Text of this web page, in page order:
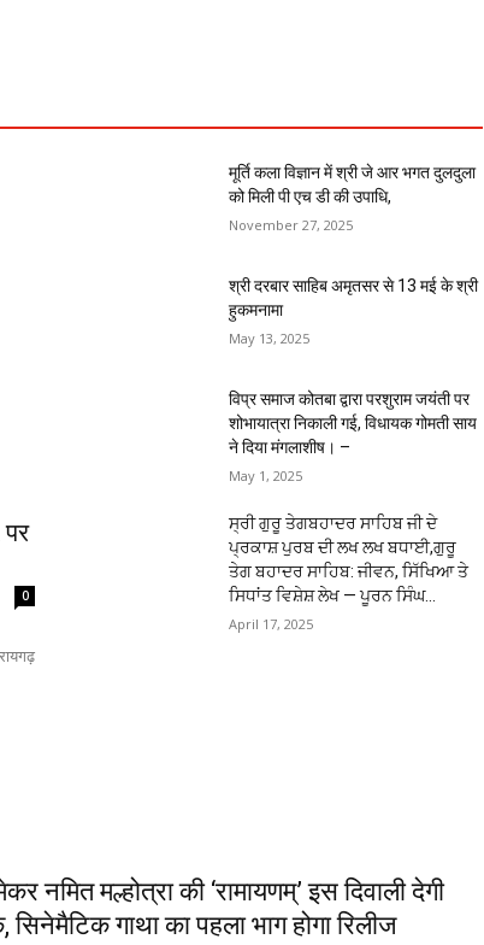
0
मूर्ति कला विज्ञान में श्री जे आर भगत दुलदुला
को मिली पी एच डी की उपाधि,
November 27, 2025
श्री दरबार साहिब अमृतसर से 13 मई के श्री
हुकमनामा
May 13, 2025
विप्र समाज कोतबा द्वारा परशुराम जयंती पर
शोभायात्रा निकाली गई, विधायक गोमती साय
ने दिया मंगलाशीष। –
May 1, 2025
ਸ੍ਰੀ ਗੁਰੂ ਤੇਗਬਹਾਦਰ ਸਾਹਿਬ ਜੀ ਦੇ
ਪ੍ਰਕਾਸ਼ ਪੁਰਬ ਦੀ ਲਖ ਲਖ ਬਧਾਈ,ਗੁਰੂ
ਤੇਗ ਬਹਾਦਰ ਸਾਹਿਬ: ਜੀਵਨ, ਸਿੱਖਿਆ ਤੇ
ਸਿਧਾਂਤ ਵਿਸ਼ੇਸ਼ ਲੇਖ — ਪੂਰਨ ਸਿੰਘ...
April 17, 2025
नमित मल्होत्रा की ‘रामायणम्’ इस दिवाली देगी
गाथा का पहला भाग होगा रिलीज